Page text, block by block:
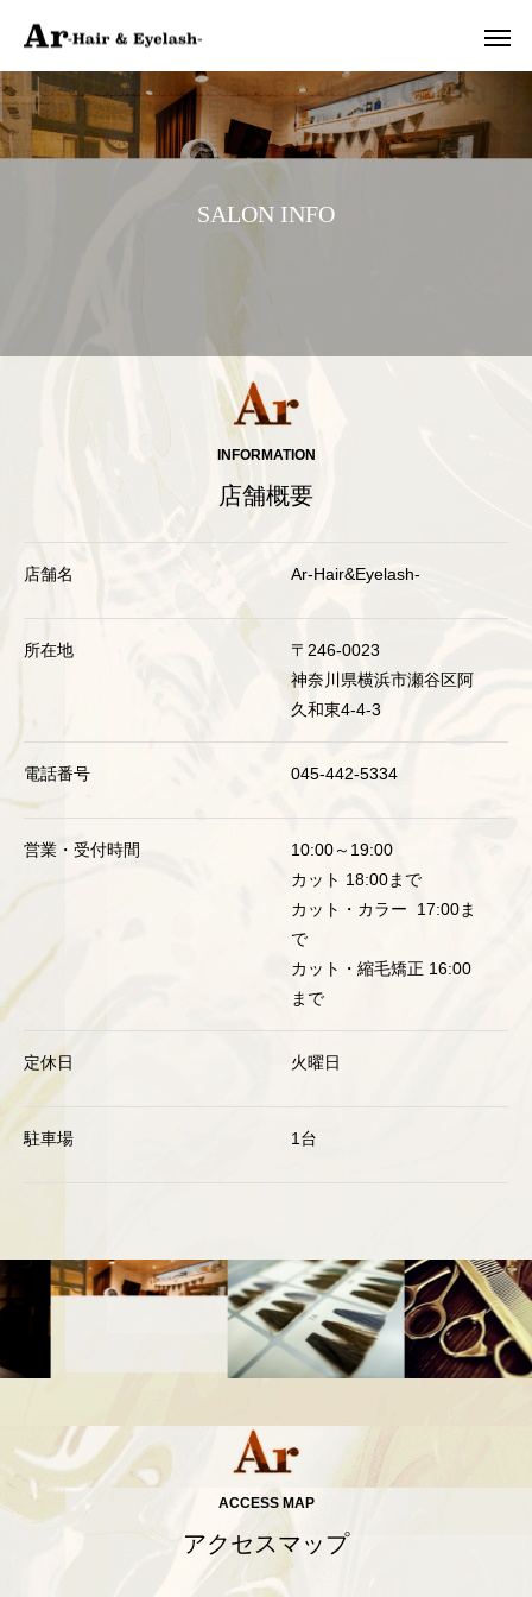
SALON INFO
INFORMATION
店舗概要
店舗名 Ar-Hair&Eyelash-
所在地
〒246-0023
神奈川県横浜市瀬谷区阿
久和東4-4-3
電話番号 045-442-5334
営業・受付時間
10:00～19:00
カット 18:00まで
カット・カラー 17:00ま
で
カット・縮毛矯正 16:00
まで
定休日 火曜日
駐車場 1台
ACCESS MAP
アクセスマップ